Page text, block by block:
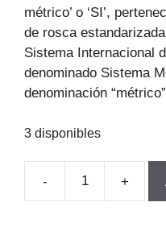
métrico’ o ‘SI’,
de rosca
Sistema Internacional
denominado Sistema
denominación
3 disponibles
- +